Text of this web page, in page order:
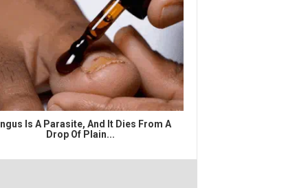
Is A Parasite, And It Dies From A
Drop Of Plain...